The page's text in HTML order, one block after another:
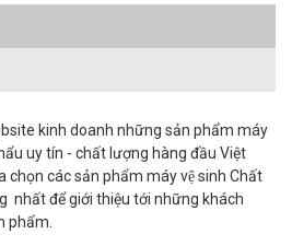
kinh doanh những sản phẩm máy
uy tín - chất lượng hàng đầu Việt
chọn các sản phẩm máy vệ sinh Chất
nhất để giới thiệu tới những khách
phẩm.